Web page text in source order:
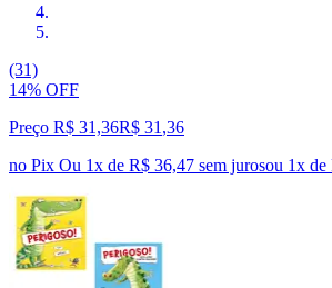
(31)
14% OFF
Preço R$ 31,36R$ 31 ,36
no Pix Ou 1x de R$ 36,47 sem jurosou 1x de